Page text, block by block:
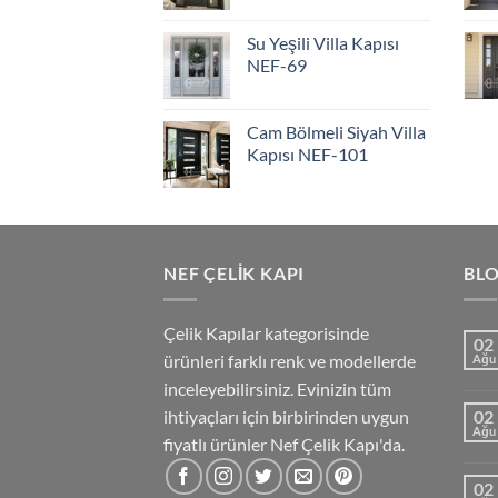
Su Yeşili Villa Kapısı
NEF-69
Cam Bölmeli Siyah Villa
Kapısı NEF-101
NEF ÇELIK KAPI
Çelik Kapılar kategorisinde
ürünleri farklı renk ve modellerde
inceleyebilirsiniz. Evinizin tüm
ihtiyaçları için birbirinden uygun
fiyatlı ürünler Nef Çelik Kapı'da.
02
Ağu
02
Ağu
02